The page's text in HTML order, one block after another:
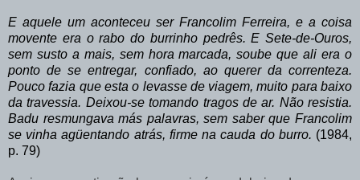
E aquele um aconteceu ser Francolim Ferreira, e a coisa
movente era o rabo do burrinho pedrês. E Sete-de-Ouros,
sem susto a mais, sem hora marcada, soube que ali era o
ponto de se entregar, confiado, ao querer da correnteza.
Pouco fazia que esta o levasse de viagem, muito para baixo
da travessia. Deixou-se tomando tragos de ar. Não resistia.
Badu resmungava más palavras, sem saber que Francolim
se vinha agüentando atrás, firme na cauda do burro. (1984,
p. 79)